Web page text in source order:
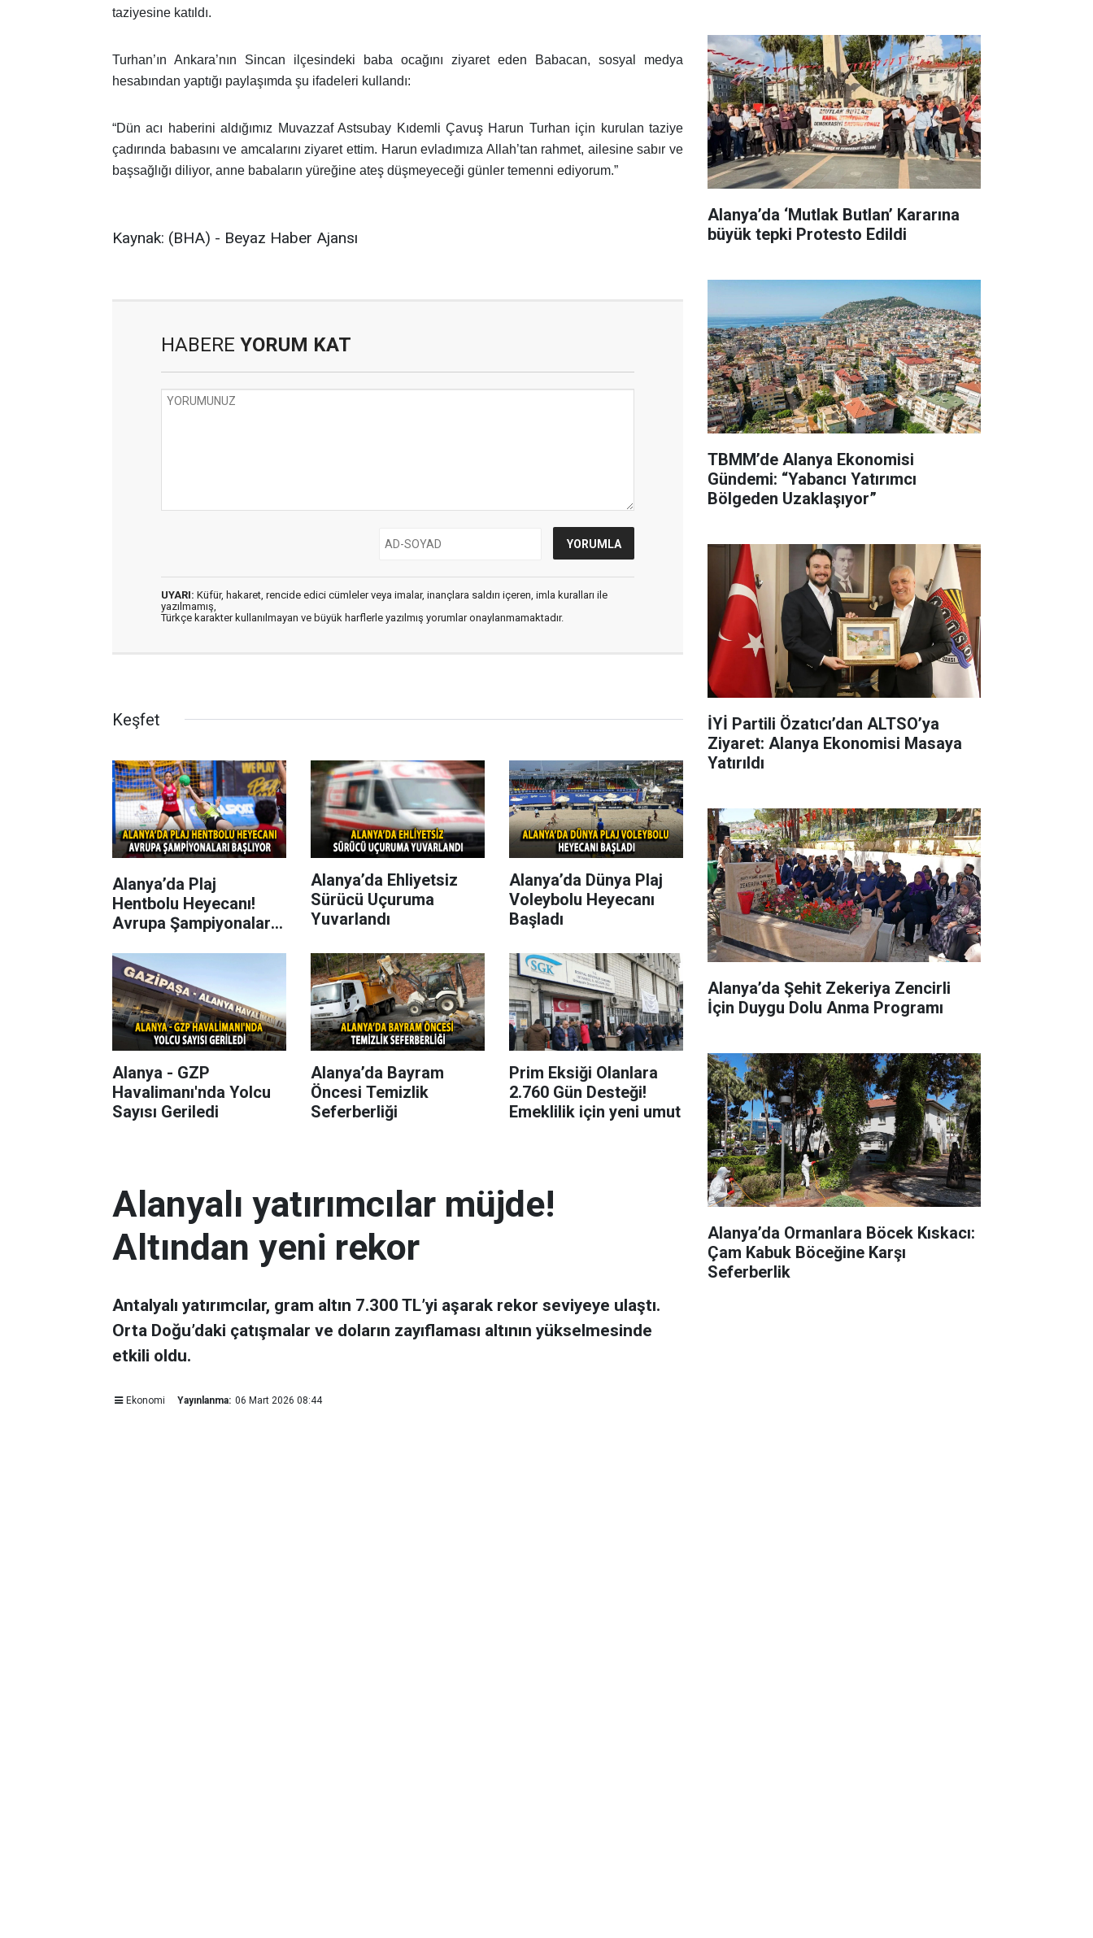
taziyesine katıldı.
Turhan’ın Ankara’nın Sincan ilçesindeki baba ocağını ziyaret eden Babacan, sosyal medya
hesabından yaptığı paylaşımda şu ifadeleri kullandı:
“Dün acı haberini aldığımız Muvazzaf Astsubay Kıdemli Çavuş Harun Turhan için kurulan taziye
çadırında babasını ve amcalarını ziyaret ettim. Harun evladımıza Allah’tan rahmet, ailesine sabır ve
başsağlığı diliyor, anne babaların yüreğine ateş düşmeyeceği günler temenni ediyorum.”
Kaynak: (BHA) - Beyaz Haber Ajansı
HABERE YORUM KAT
UYARI: Küfür, hakaret, rencide edici cümleler veya imalar, inançlara saldırı içeren, imla kuralları ile
yazılmamış,
Türkçe karakter kullanılmayan ve büyük harflerle yazılmış yorumlar onaylanmamaktadır.
Keşfet
Alanya’da Plaj
Hentbolu Heyecanı!
Avrupa Şampiyonaları
Alanya’da Ehliyetsiz
Sürücü Uçuruma
Yuvarlandı
Alanya’da Dünya Plaj
Voleybolu Heyecanı
Başladı
Alanya - GZP
Havalimanı'nda Yolcu
Sayısı Geriledi
Alanya’da Bayram
Öncesi Temizlik
Seferberliği
Prim Eksiği Olanlara
2.760 Gün Desteği!
Emeklilik için yeni umut
Alanyalı yatırımcılar müjde!
Altından yeni rekor
Antalyalı yatırımcılar, gram altın 7.300 TL’yi aşarak rekor seviyeye ulaştı.
Orta Doğu’daki çatışmalar ve doların zayıflaması altının yükselmesinde
etkili oldu.
Ekonomi Yayınlanma: 06 Mart 2026 08:44
Alanya’da ‘Mutlak Butlan’ Kararına
büyük tepki Protesto Edildi
TBMM’de Alanya Ekonomisi
Gündemi: “Yabancı Yatırımcı
Bölgeden Uzaklaşıyor”
İYİ Partili Özatıcı’dan ALTSO’ya
Ziyaret: Alanya Ekonomisi Masaya
Yatırıldı
Alanya’da Şehit Zekeriya Zencirli
İçin Duygu Dolu Anma Programı
Alanya’da Ormanlara Böcek Kıskacı:
Çam Kabuk Böceğine Karşı
Seferberlik